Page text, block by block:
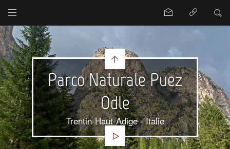
Parco Naturale Puez
Odle
Trentin-Haut-Adige - Italie